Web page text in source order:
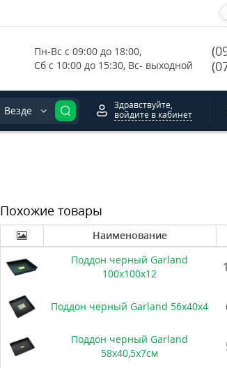
Пн-Вс с 09:00 до 18:00,
Сб с 10:00 до 15:30, Вс- выходной
Везде
Здравствуйте,
войдите в кабинет
Похожие товары
Наименование
Поддон черный Garland
100х100х12
Поддон черный Garland 56х40х4
Поддон черный Garland
58х40,5х7см